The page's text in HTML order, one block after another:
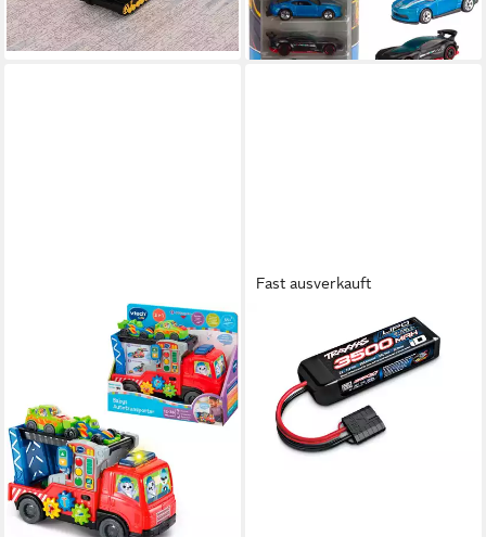
-38%
lieferbar - in 1-2 Werktagen bei dir
Fast ausverkauft
Traxxas Lipo Akku 7,4V
3500mAh 2S 25C für Mini
Maxx RC-Ladegerät
ab 44,95 €
lieferbar - in 3-4 Werktagen bei dir